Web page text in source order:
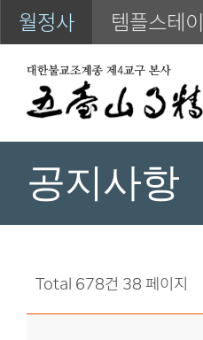
월정사 템플스테이
공지사항
Total 678건 38 페이지